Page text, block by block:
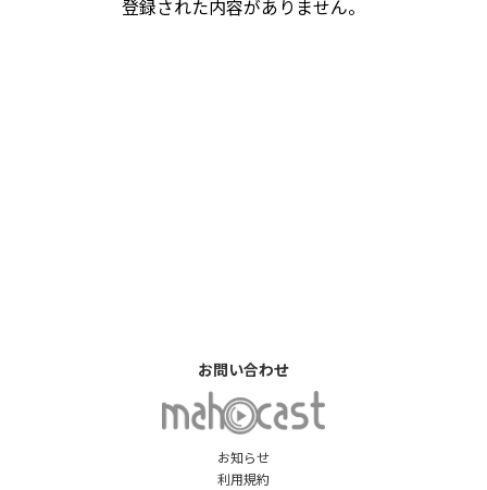
登録された内容がありません。
お知らせ
利用規約
お問い合わせ